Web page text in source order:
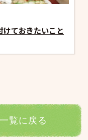
ておきたいこと
覧に戻る